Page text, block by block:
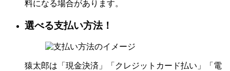
料になる場合があります。
選べる支払い方法！
猿太郎は「現金決済」「クレジットカード払い」「電